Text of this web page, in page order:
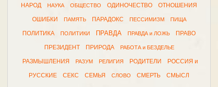
НАРОД НАУКА ОБЩЕСТВО ОДИНОЧЕСТВО ОТНОШЕНИЯ
ОШИБКИ ПАМЯТЬ ПАРАДОКС ПЕССИМИЗМ ПИЩА
ПОЛИТИКА ПОЛИТИКИ ПРАВДА ПРАВДА и ЛОЖЬ ПРАВО
ПРЕЗИДЕНТ ПРИРОДА РАБОТА и БЕЗДЕЛЬЕ
РАЗМЫШЛЕНИЯ РАЗУМ РЕЛИГИЯ РОДИТЕЛИ РОССИЯ и
РУССКИЕ СЕКС СЕМЬЯ СЛОВО СМЕРТЬ СМЫСЛ